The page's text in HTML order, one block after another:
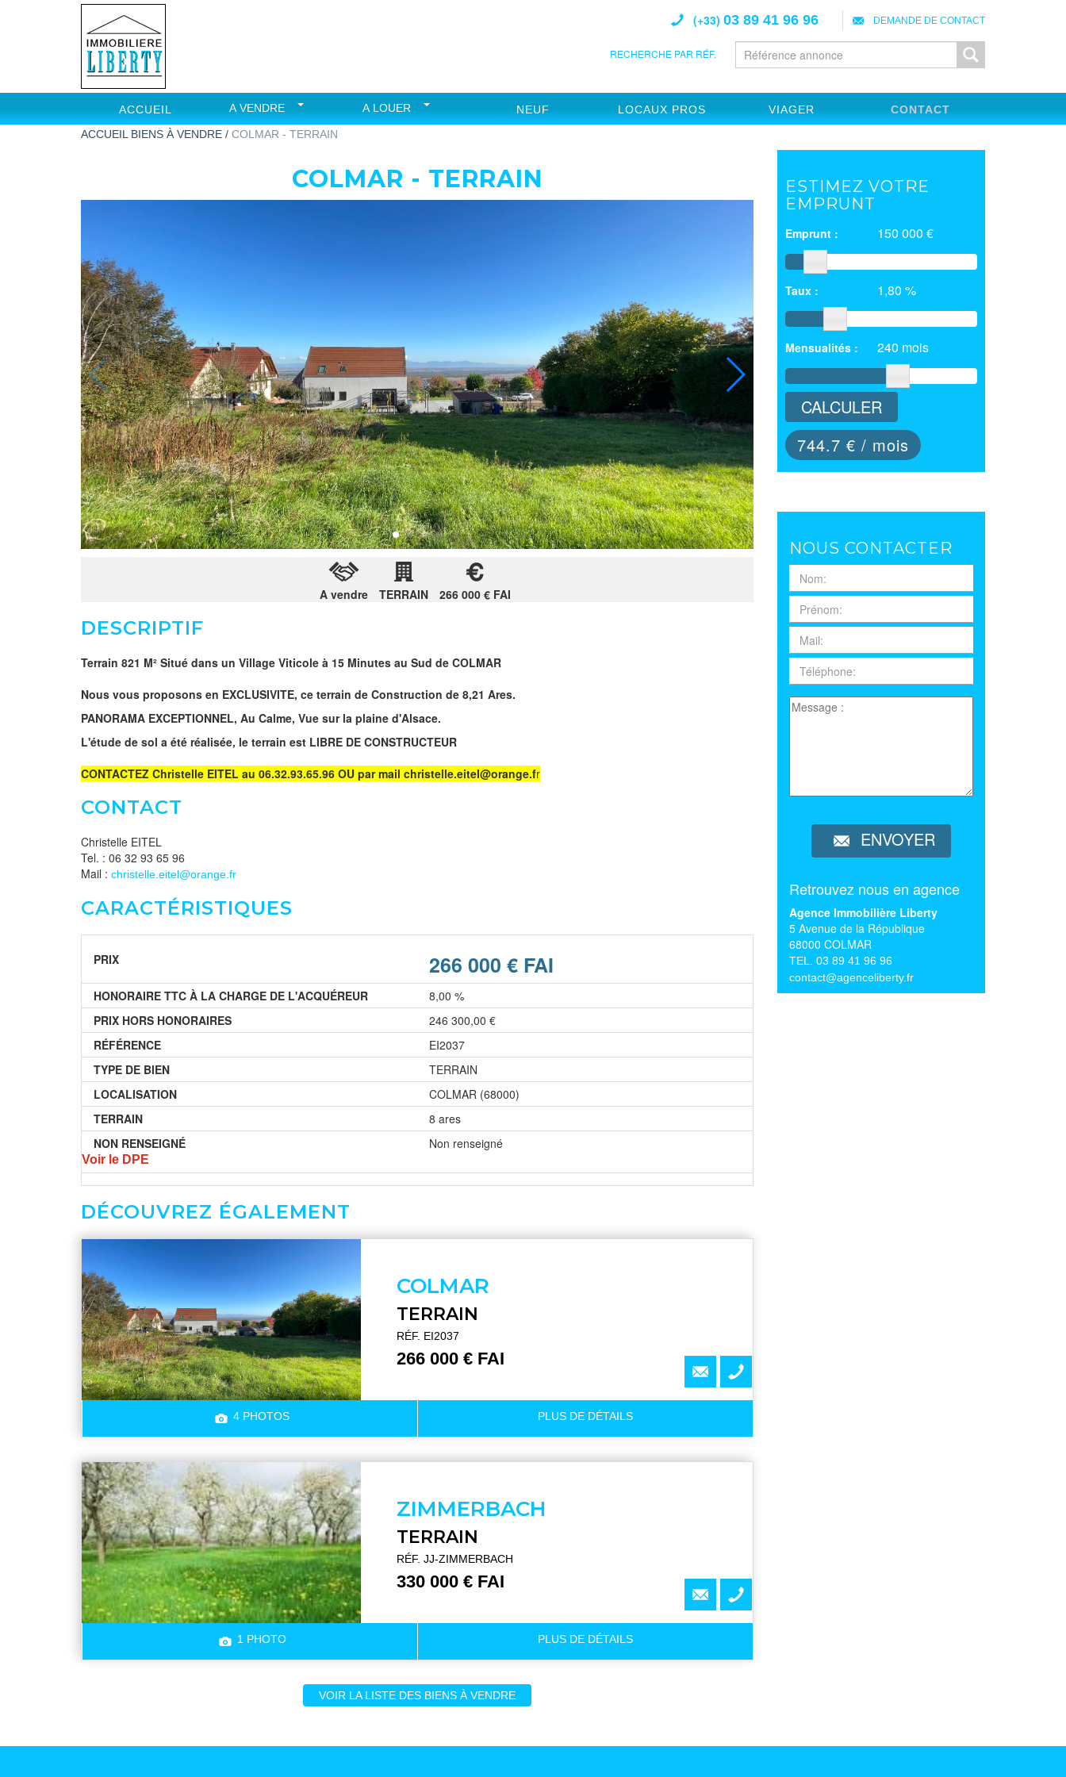
(+33) 03 89 41 96 96 DEMANDE DE CONTACT
RECHERCHE PAR RÉF.
ACCUEIL A VENDRE A LOUER NEUF LOCAUX PROS VIAGER
CONTACT
ACCUEIL BIENS À VENDRE / COLMAR - TERRAIN
COLMAR - TERRAIN
A vendre TERRAIN 266 000 € FAI
DESCRIPTIF
Terrain 821 M² Situé dans un Village Viticole à 15 Minutes au Sud de COLMAR
Nous vous proposons en EXCLUSIVITE, ce terrain de Construction de 8,21 Ares.
PANORAMA EXCEPTIONNEL, Au Calme, Vue sur la plaine d'Alsace.
L'étude de sol a été réalisée, le terrain est LIBRE DE CONSTRUCTEUR
CONTACTEZ Christelle EITEL au 06.32.93.65.96 OU par mail christelle.eitel@orange.fr
CONTACT
Christelle EITEL
Tel. : 06 32 93 65 96
Mail : christelle.eitel@orange.fr
CARACTÉRISTIQUES
PRIX 266 000 € FAI
HONORAIRE TTC À LA CHARGE DE L'ACQUÉREUR
8,00 %
PRIX HORS HONORAIRES
246 300,00 €
RÉFÉRENCE
EI2037
TYPE DE BIEN
TERRAIN
LOCALISATION
COLMAR (68000)
TERRAIN
8 ares
NON RENSEIGNÉ
Non renseigné
Voir le DPE
DÉCOUVREZ ÉGALEMENT
COLMAR
TERRAIN
RÉF. EI2037
266 000 € FAI
4 PHOTOS PLUS DE DÉTAILS
ZIMMERBACH
TERRAIN
RÉF. JJ-ZIMMERBACH
330 000 € FAI
1 PHOTO PLUS DE DÉTAILS
VOIR LA LISTE DES BIENS À VENDRE
ESTIMEZ VOTRE
EMPRUNT
Emprunt : 150 000 €
Taux : 1,80 %
Mensualités : 240 mois
CALCULER
744.7 € / mois
NOUS CONTACTER
ENVOYER
Retrouvez nous en agence
Agence Immobilière Liberty
5 Avenue de la République
68000 COLMAR
TEL. 03 89 41 96 96
contact@agenceliberty.fr